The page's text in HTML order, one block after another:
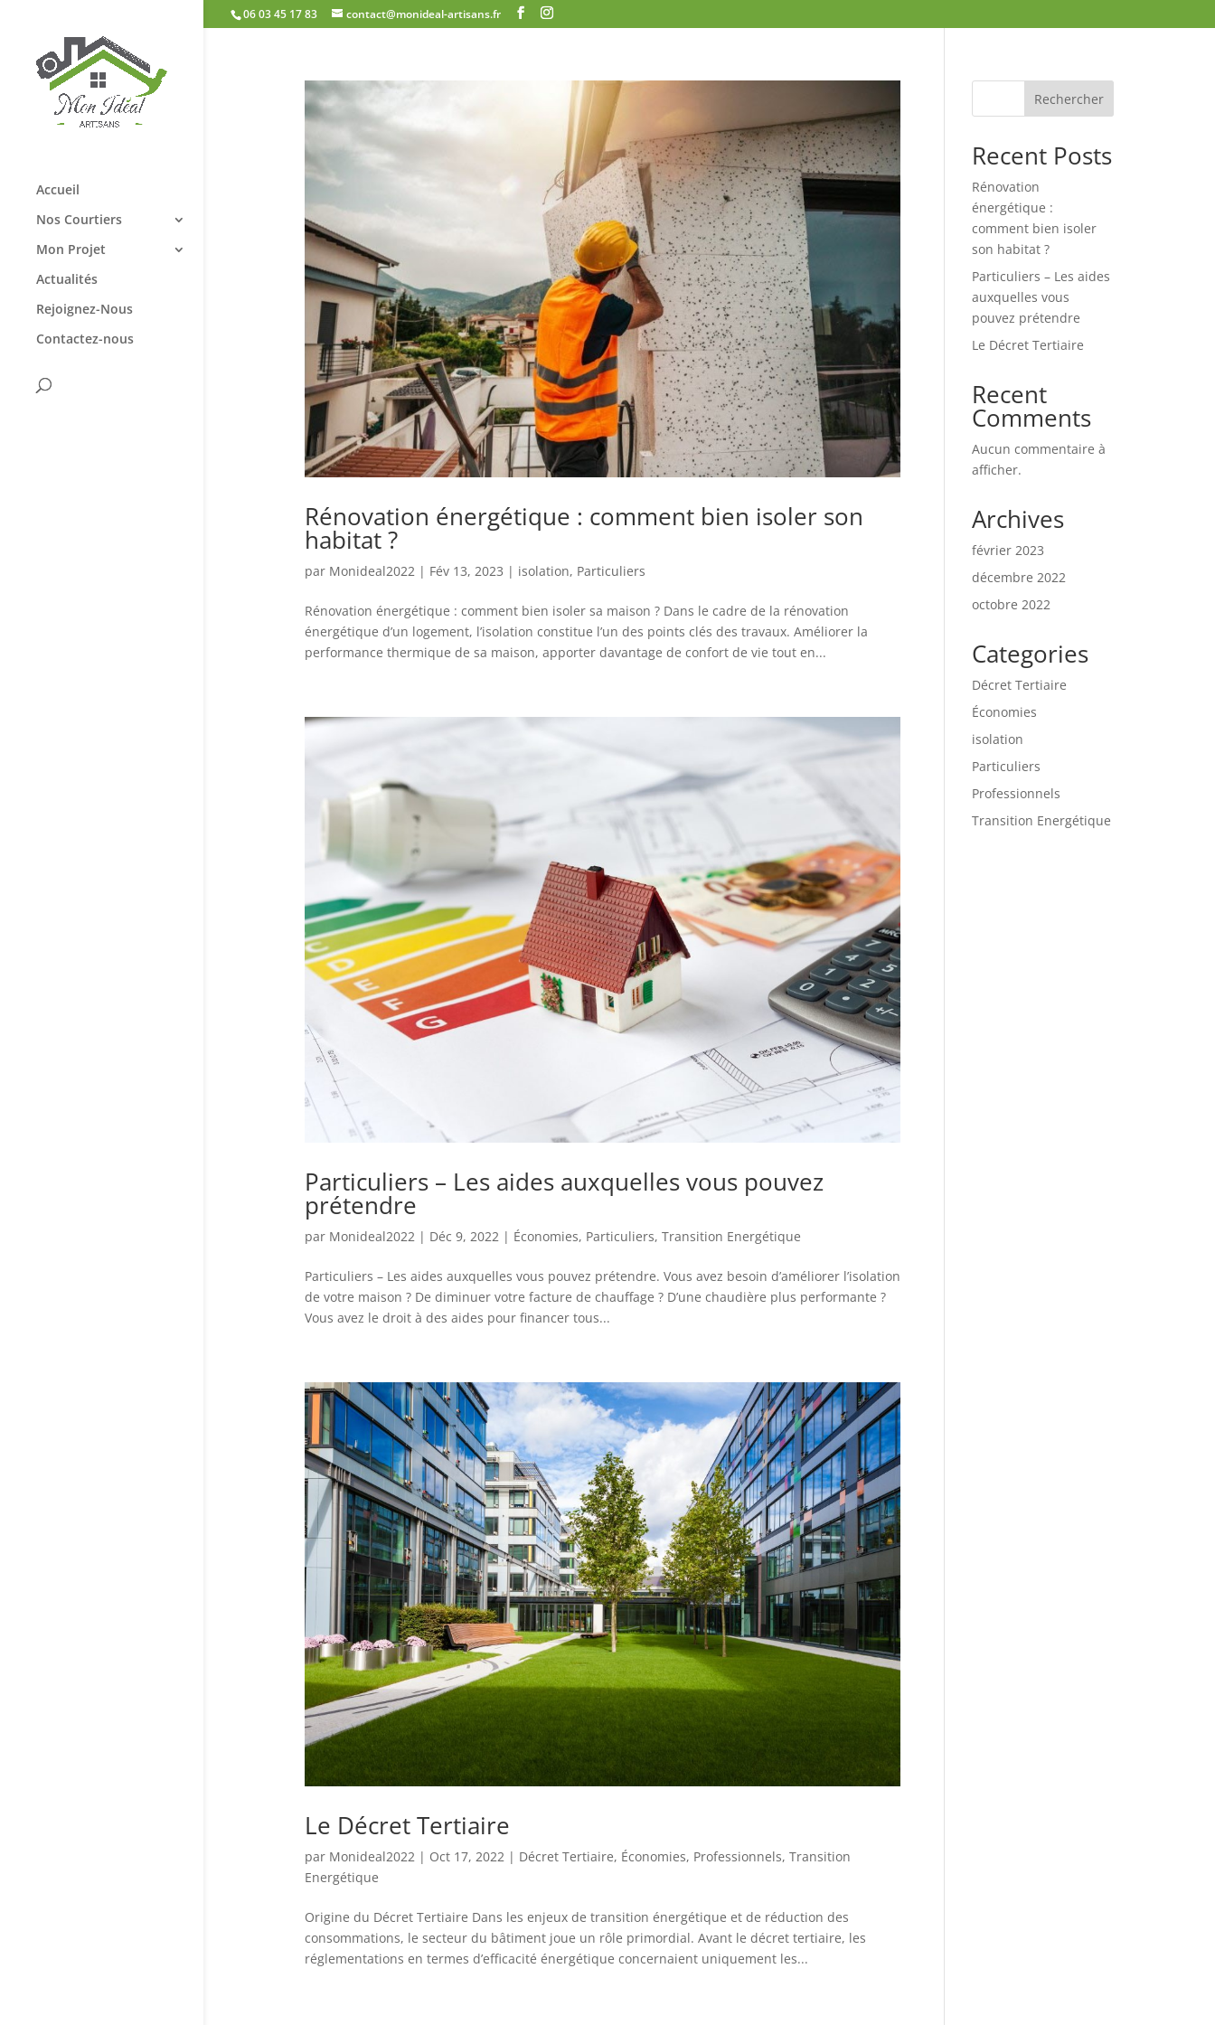
06 03 45 17 83 contact@monideal-artisans.fr
Accueil
Nos Courtiers
Mon Projet
Actualités
Rejoignez-Nous
Contactez-nous
Rénovation énergétique : comment bien isoler son
habitat ?
par Monideal2022 | Fév 13, 2023 | isolation, Particuliers
Rénovation énergétique : comment bien isoler sa maison ? Dans le cadre de la rénovation
énergétique d’un logement, l’isolation constitue l’un des points clés des travaux. Améliorer la
performance thermique de sa maison, apporter davantage de confort de vie tout en...
Particuliers – Les aides auxquelles vous pouvez
prétendre
par Monideal2022 | Déc 9, 2022 | Économies, Particuliers, Transition Energétique
Particuliers – Les aides auxquelles vous pouvez prétendre. Vous avez besoin d’améliorer l’isolation
de votre maison ? De diminuer votre facture de chauffage ? D’une chaudière plus performante ?
Vous avez le droit à des aides pour financer tous...
Le Décret Tertiaire
par Monideal2022 | Oct 17, 2022 | Décret Tertiaire, Économies, Professionnels, Transition
Energétique
Origine du Décret Tertiaire Dans les enjeux de transition énergétique et de réduction des
consommations, le secteur du bâtiment joue un rôle primordial. Avant le décret tertiaire, les
réglementations en termes d’efficacité énergétique concernaient uniquement les...
Rechercher
Recent Posts
Rénovation
énergétique :
comment bien isoler
son habitat ?
Particuliers – Les aides
auxquelles vous
pouvez prétendre
Le Décret Tertiaire
Recent
Comments
Aucun commentaire à
afficher.
Archives
février 2023
décembre 2022
octobre 2022
Categories
Décret Tertiaire
Économies
isolation
Particuliers
Professionnels
Transition Energétique